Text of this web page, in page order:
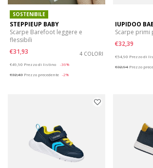
SOSTENIBILE
STEPPIEUP BABY
Scarpe Barefoot leggere e
flessibili
€31,93
4 COLORI
€49,90 Prezzo di listino
-36%
€32,43 Prezzo precedente -2%
IUPIDOO
Scarpe primi
€32,39
€54,90 Prezzo di
€32,94 Prezzo